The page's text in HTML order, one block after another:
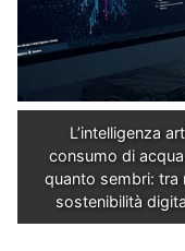
L’intelligenza
consumo di
quanto sembri: tra
sostenibilità